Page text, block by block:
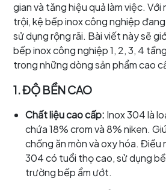
gian và tăng hiệu quả làm việc.
trội, kệ bếp inox công nghiệp
sử dụng rộng rãi. Bài viết này sẽ
bếp inox công nghiệp 1, 2, 3, 4
trong những dòng sản phẩm cao
1. ĐỘ BỀN CAO
Chất liệu cao cấp: Inox 304 là
chứa 18% crom và 8% niken.
chống ăn mòn và oxy hóa. Điều
304 có tuổi thọ cao, sử dụng
trường bếp ẩm ướt.